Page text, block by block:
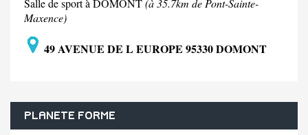
Salle de sport à DOMONT(à 35.7km de Pont-Sainte-
Maxence)
49 AVENUE DE L EUROPE 95330 DOMONT
PLANETE FORME